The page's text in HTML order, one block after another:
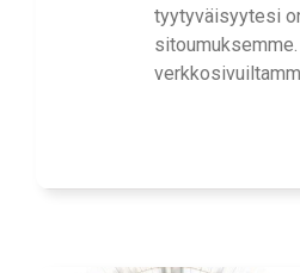
tyytyväisyytesi